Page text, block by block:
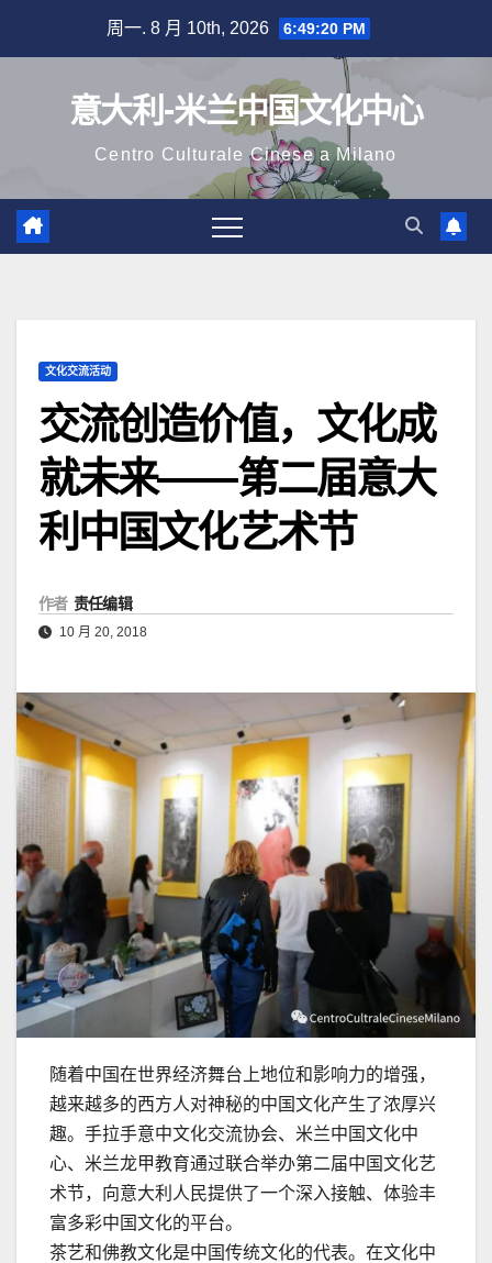
周一. 8 月 10th, 2026 6:49:21 PM
意大利-米兰中国文化中心
Centro Culturale Cinese a Milano
文化交流活动
交流创造价值，文化成
就未来——第二届意大
利中国文化艺术节
作者 责任编辑
10 月 20, 2018
随着中国在世界经济舞台上地位和影响力的增强，
越来越多的西方人对神秘的中国文化产生了浓厚兴
趣。手拉手意中文化交流协会、米兰中国文化中
心、米兰龙甲教育通过联合举办第二届中国文化艺
术节，向意大利人民提供了一个深入接触、体验丰
富多彩中国文化的平台。
茶艺和佛教文化是中国传统文化的代表。在文化中